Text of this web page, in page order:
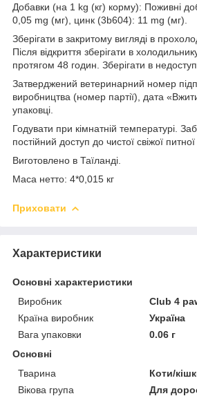
Добавки (на 1 kg (кг) корму): Поживні
0,05 mg (мг), цинк (3b604): 11 mg (мг).
Зберігати в закритому вигляді в
Після відкриття зберігати в
протягом 48 годин. Зберігати в
Затверджений ветеринарний номер
виробництва (номер партії), дата
упаковці.
Годувати при кімнатній температурі.
постійний доступ до чистої свіжої питної
Виготовлено в Таїланді.
Маса нетто: 4*0,015 кг
Приховати
Характеристики
Основні характеристики
Виробник
Club 4
Країна виробник
Україна
Вага упаковки
0.06 г
Основні
Тварина
Коти/
Вікова група
Для